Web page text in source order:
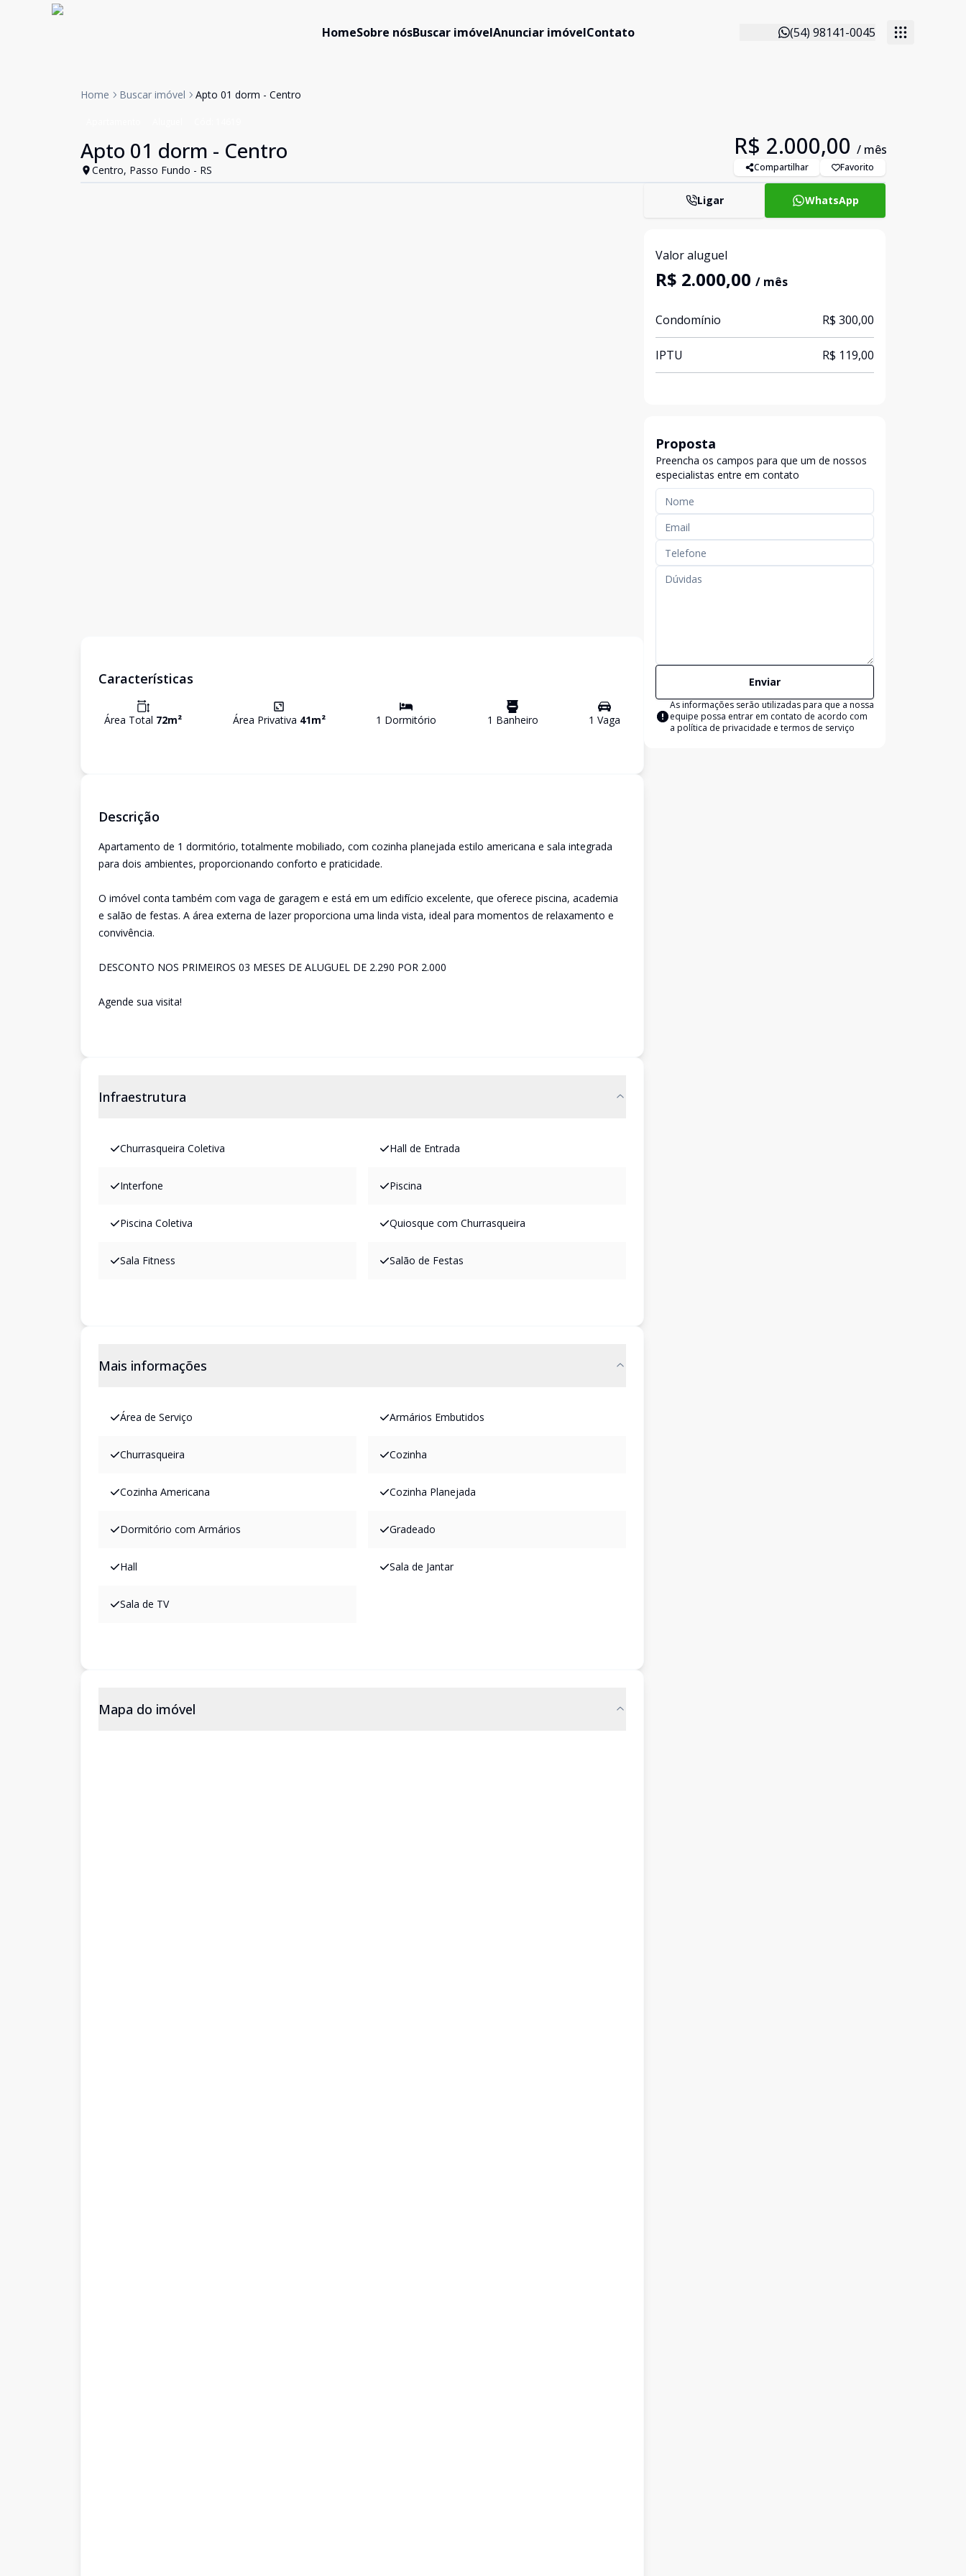
HomeSobre nósBuscar imóvelAnunciar imóvelContato (54) 98141-0045
Home Buscar imóvel Apto 01 dorm - Centro
Apto 01 dorm - Centro
Centro, Passo Fundo - RS
R$ 2.000,00 / mês
Compartilhar Favorito
Características
Área Total 72m² Área Privativa 41m² 1 Dormitório 1 Banheiro 1 Vaga
Descrição
Apartamento de 1 dormitório, totalmente mobiliado, com cozinha planejada estilo americana e sala integrada
para dois ambientes, proporcionando conforto e praticidade.
O imóvel conta também com vaga de garagem e está em um edifício excelente, que oferece piscina, academia
e salão de festas. A área externa de lazer proporciona uma linda vista, ideal para momentos de relaxamento e
convivência.
DESCONTO NOS PRIMEIROS 03 MESES DE ALUGUEL DE 2.290 POR 2.000
Agende sua visita!
Infraestrutura
Churrasqueira Coletiva Hall de Entrada
Interfone Piscina
Piscina Coletiva Quiosque com Churrasqueira
Sala Fitness Salão de Festas
Mais informações
Área de Serviço Armários Embutidos
Churrasqueira Cozinha
Cozinha Americana Cozinha Planejada
Dormitório com Armários Gradeado
Hall Sala de Jantar
Sala de TV
Mapa do imóvel
Ligar WhatsApp
Valor aluguel
R$ 2.000,00 / mês
Condomínio R$ 300,00
IPTU R$ 119,00
Proposta
Preencha os campos para que um de nossos
especialistas entre em contato
Enviar
As informações serão utilizadas para que a nossa
equipe possa entrar em contato de acordo com
a política de privacidade e termos de serviço